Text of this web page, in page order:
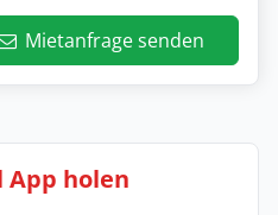
Mietanfrage senden
App holen